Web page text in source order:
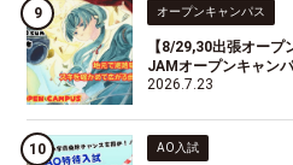
オープンキャンパス
【8/29,30出張オー
JAMオープンキャン
2026.7.23
AO入試